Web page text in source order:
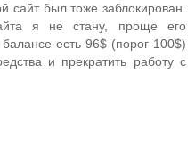
сайт был тоже заблокирован.
я не стану, проще его
есть 96$ (порог 100$)
и прекратить работу с